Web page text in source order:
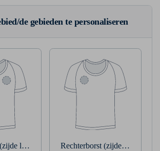
de gebieden te personaliseren
linkerarm) Rechterborst (zijde